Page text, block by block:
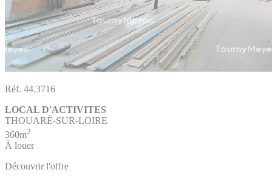
Réf. 44.3716
LOCAL D'ACTIVITES
THOUARÉ-SUR-LOIRE
360m2
À louer
Découvrir l'offre